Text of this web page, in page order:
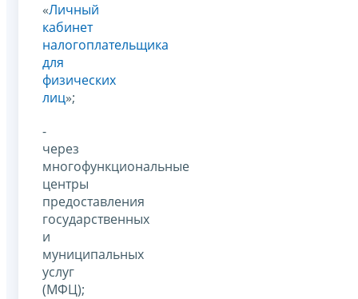
«Личный
кабинет
налогоплательщика
для
физических
лиц»;
-
через
многофункциональные
центры
предоставления
государственных
и
муниципальных
услуг
(МФЦ);